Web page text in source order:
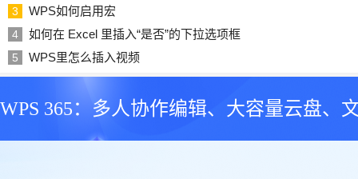
3 WPS如何启用宏
4 如何在 Excel 里插入“是否”的下拉选项框
5 WPS里怎么插入视频
WPS 365：多人协作编辑、大容量云盘、